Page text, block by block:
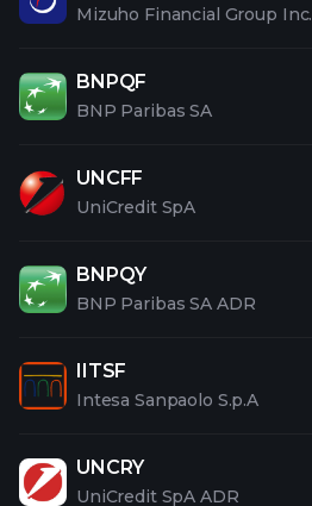
Mizuho Financial Group Inc.
BNPQF
BNP Paribas SA
UNCFF
UniCredit SpA
BNPQY
BNP Paribas SA ADR
IITSF
Intesa Sanpaolo S.p.A
UNCRY
UniCredit SpA ADR